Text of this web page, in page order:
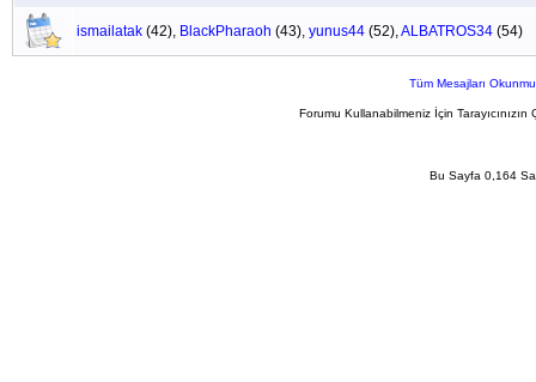
ismailatak (42), BlackPharaoh (43), yunus44 (52),ALBATROS34 (54)
Tüm Mesajları
Forumu Kullanabilmeniz İçin
Bu Sayfa 0,164